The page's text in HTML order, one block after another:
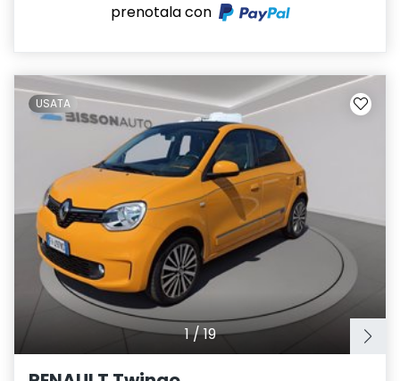
prenotala con
1/19
USATA